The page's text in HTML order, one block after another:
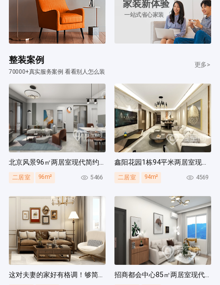
家装新体验
一站式省心家装
整装案例
70000+真实服务案例 看看别人怎么装
更多>
北京风景96㎡两居室现代简约风装修案例
二居室 96m² 5466
鑫阳花园1栋94平米两居室现代简约风装修案例
二居室 94m² 4569
这对夫妻的家好有格调！够简洁还复古，好打扫卫生太贴心~ 招商都会中心85㎡两居室现代简约风装修案例